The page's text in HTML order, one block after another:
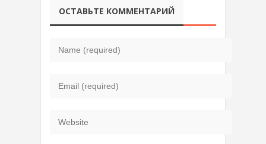
ОСТАВЬТЕ КОММЕНТАРИЙ